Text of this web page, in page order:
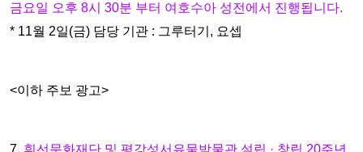
금요일 오후 8시 30분 부터 여호수아 성전에서 진행됩니다.
* 11월 2일(금) 담당 기관 : 그루터기, 요셉
<이하 주보 광고>
7. 휘선문화재단 및 평강성서유물박물관 설립 · 창립 20주년